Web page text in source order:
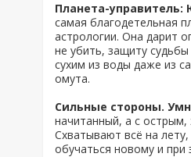
Планета-управитель:
самая благодетельная
астрологии. Она дарит
не убить, защиту
сухим из воды даже из
омута.
Сильные стороны.
начитанный, а с
Схватывают всё на
обучаться новому и